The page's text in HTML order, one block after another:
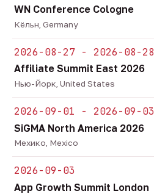
WN Conference Cologne
Кёльн, Germany
2026-08-27 - 2026-08-28
Affiliate Summit East 2026
Нью-Йорк, United States
2026-09-01 - 2026-09-03
SiGMA North America 2026
Мехико, Mexico
2026-09-03
App Growth Summit London